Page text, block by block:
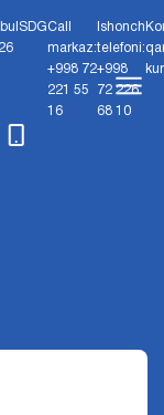
SDGCall
markaz:
+998 72
221 55
16
Ishonch
telefoni:
+998
72 226
68 10